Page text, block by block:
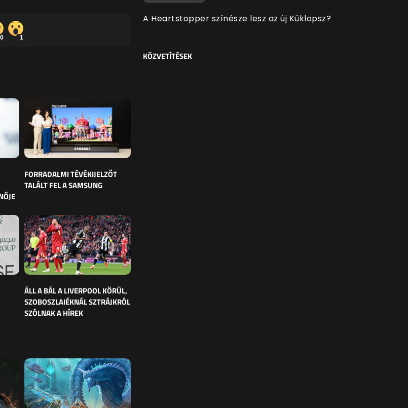
0 1
FORRADALMI TÉVÉKIJELZŐT
TALÁLT FEL A SAMSUNG
ÁLL A BÁL A LIVERPOOL KÖRÜL,
SZOBOSZLAIÉKNÁL SZTRÁJKRÓL
SZÓLNAK A HÍREK
A Heartstopper színésze lesz az új Küklopsz?
KÖZVETÍTÉSEK